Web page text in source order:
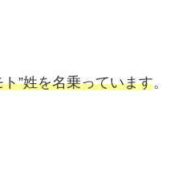
”姓を名乗っています。